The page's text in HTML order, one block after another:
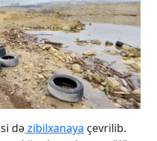
dəzibilxanaya çevrilib.